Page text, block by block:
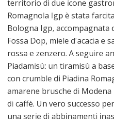
territorio di due icone
Romagnola Igp è stata
Bologna Igp, accompagnata
Fossa Dop, miele d'acacia e
rossa e zenzero. A seguire
Piadamisù: un tiramisù a
con crumble di Piadina
amarene brusche di
di caffè. Un vero successo
una serie di abbinamenti